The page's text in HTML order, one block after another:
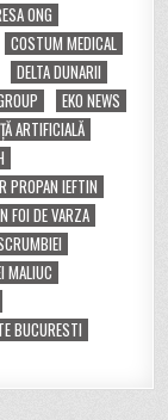
ONG
COSTUM MEDICAL
DELTA DUNARII
EKO NEWS
ARTIFICIALĂ
PROPAN IEFTIN
FOI DE VARZA
MALIUC
BUCURESTI